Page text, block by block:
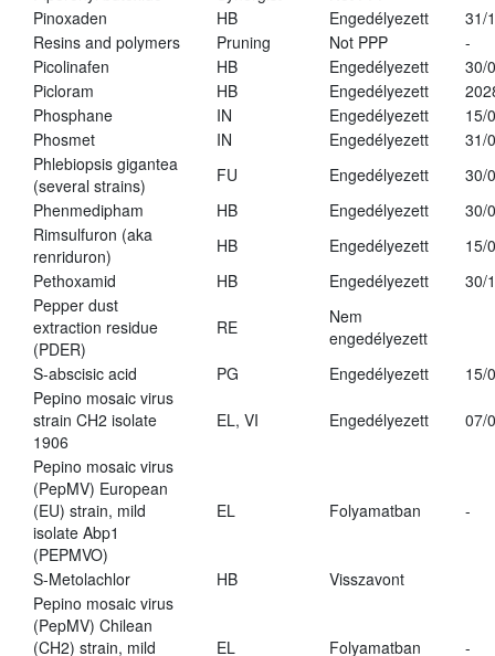
Pinoxaden
HB Engedélyezett
31/
Resins and polymers
Pruning Not PPP
-
Picolinafen
HB Engedélyezett
30/
Picloram
HB Engedélyezett
Phosphane
IN Engedélyezett
15/
Phosmet
IN Engedélyezett
31/
Phlebiopsis gigantea
(several strains)
FU Engedélyezett
30/
Phenmedipham
HB Engedélyezett
30/
Rimsulfuron (aka
renriduron)
HB Engedélyezett
15/
Pethoxamid
HB Engedélyezett
30/
Pepper dust
extraction residue
(PDER)
RE
Nem
engedélyezett
S-abscisic acid
PG Engedélyezett
15/
Pepino mosaic virus
strain CH2 isolate
1906
EL, VI Engedélyezett 07/
Pepino mosaic virus
(PepMV) European
(EU) strain, mild
isolate Abp1
(PEPMVO)
EL Folyamatban -
S-Metolachlor HB
Visszavont
Pepino mosaic virus
(PepMV) Chilean
(CH2) strain, mild
EL Folyamatban -